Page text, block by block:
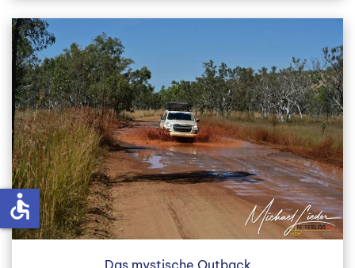
accessible